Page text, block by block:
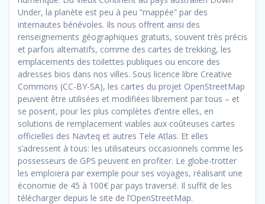
Under, la planète est peu à peu “mappée” par des
internautes bénévoles. Ils nous offrent ainsi des
renseignements géographiques gratuits, souvent très précis
et parfois alternatifs, comme des cartes de trekking, les
emplacements des toilettes publiques ou encore des
adresses bios dans nos villes. Sous licence libre Creative
Commons (CC-BY-SA), les cartes du projet OpenStreetMap
peuvent être utilisées et modifiées librement par tous – et
se posent, pour les plus complètes d’entre elles, en
solutions de remplacement viables aux coûteuses cartes
officielles des Navteq et autres Tele Atlas. Et elles
s’adressent à tous: les utilisateurs occasionnels comme les
possesseurs de GPS peuvent en profiter. Le globe-trotter
les emploiera par exemple pour ses voyages, réalisant une
économie de 45 à 100€ par pays traversé. Il suffit de les
télécharger depuis le site de l’OpenStreetMap.